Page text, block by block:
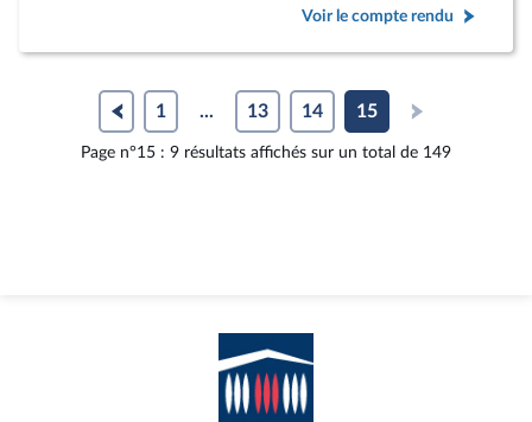
Voir le compte rendu
1 ... 13 14 15
Page n°15 : 9 résultats affichés sur un total de 149